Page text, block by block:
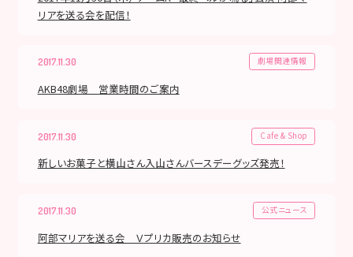
リアを送る会を配信！
2017.11.30 劇場関連情報
AKB48劇場 営業時間のご案内
2017.11.30 Cafe & Shop
新しいお菓子と横山さん入山さんバースデーグッズ発売！
2017.11.30 公式ニュース
阿部マリアを送る会 Ｖプリカ販売のお知らせ